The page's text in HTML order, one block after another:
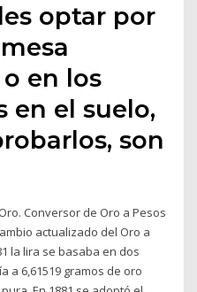
optar por
en los
en el suelo,
son
Conversor de Oro a Pesos
actualizado del Oro a
la lira se basaba en dos
a 6,61519 gramos de oro